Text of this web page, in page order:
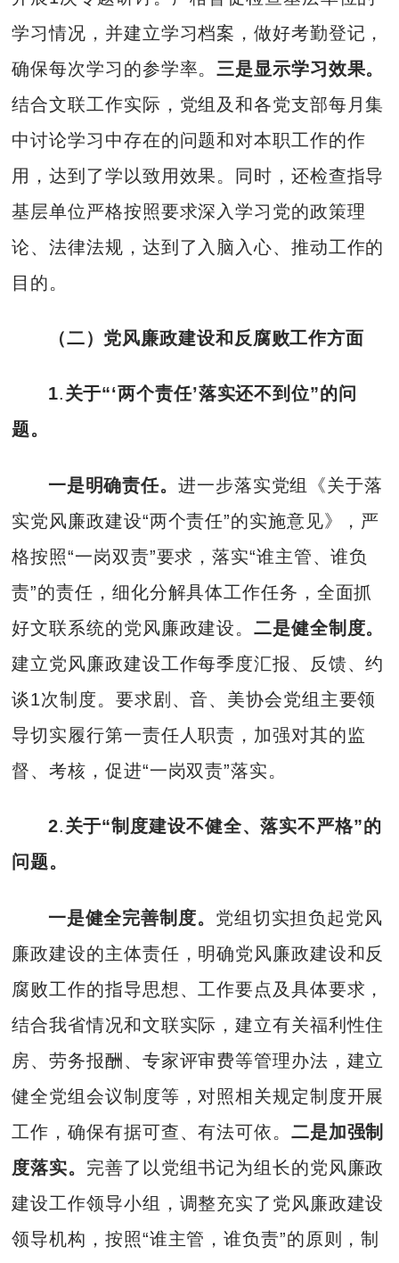
学习情况，并建立学习档案，做好考勤登记，
确保每次学习的参学率。三是显示学习效果。
结合文联工作实际，党组及和各党支部每月集
中讨论学习中存在的问题和对本职工作的作
用，达到了学以致用效果。同时，还检查指导
基层单位严格按照要求深入学习党的政策理
论、法律法规，达到了入脑入心、推动工作的
目的。
（二）党风廉政建设和反腐败工作方面
1.关于“‘两个责任’落实还不到位”的问
题。
一是明确责任。进一步落实党组《关于落
实党风廉政建设“两个责任”的实施意见》，严
格按照“一岗双责”要求，落实“谁主管、谁负
责”的责任，细化分解具体工作任务，全面抓
好文联系统的党风廉政建设。二是健全制度。
建立党风廉政建设工作每季度汇报、反馈、约
谈1次制度。要求剧、音、美协会党组主要领
导切实履行第一责任人职责，加强对其的监
督、考核，促进“一岗双责”落实。
2.关于“制度建设不健全、落实不严格”的
问题。
一是健全完善制度。 党组切实担负起党风
廉政建设的主体责任，明确党风廉政建设和反
腐败工作的指导思想、工作要点及具体要求，
结合我省情况和文联实际，建立有关福利性住
房、劳务报酬、专家评审费等管理办法，建立
健全党组会议制度等，对照相关规定制度开展
工作，确保有据可查、有法可依。 二是加强制
度落实。 完善了以党组书记为组长的党风廉政
建设工作领导小组，调整充实了党风廉政建设
领导机构，按照“谁主管，谁负责”的原则，制